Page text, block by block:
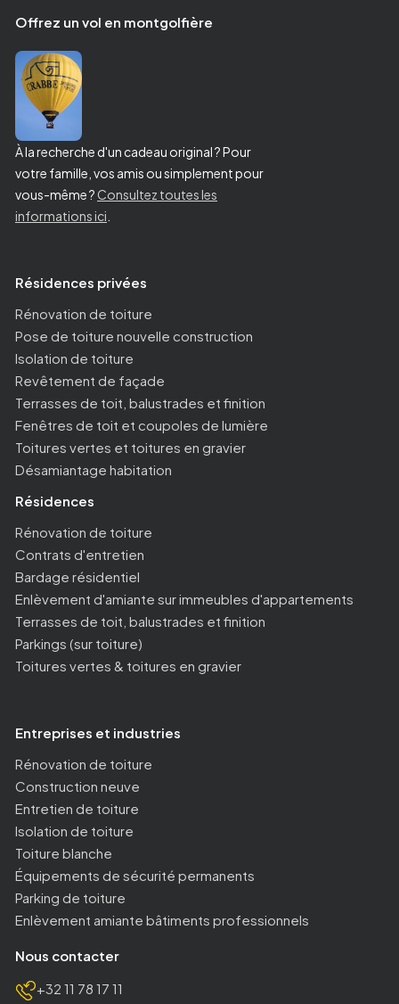
Offrez un vol en montgolfière
À la recherche d'un cadeau original ? Pour
votre famille, vos amis ou simplement pour
vous-même ? Consultez toutes les
informations ici
Résidences privées
Rénovation de toiture
Pose de toiture nouvelle construction
Isolation de toiture
Revêtement de façade
Terrasses de toit, balustrades et finition
Fenêtres de toit et coupoles de lumière
Toitures vertes et toitures en gravier
Désamiantage habitation
Résidences
Rénovation de toiture
Contrats d'entretien
Bardage résidentiel
Enlèvement d'amiante sur immeubles d'appartements
Terrasses de toit, balustrades et finition
Parkings (sur toiture)
Toitures vertes & toitures en gravier
Entreprises et industries
Rénovation de toiture
Construction neuve
Entretien de toiture
Isolation de toiture
Toiture blanche
Équipements de sécurité permanents
Parking de toiture
Enlèvement amiante bâtiments professionnels
Nous contacter
+32 11 78 17 11